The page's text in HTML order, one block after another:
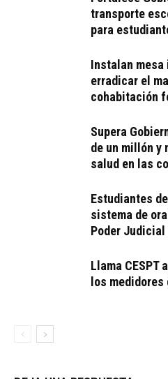
transporte
para
Instalan
erradicar el
cohabitación
Supera
de un millón y
salud en las
Estudiantes
sistema de
Poder
Llama CESPT
los medidores